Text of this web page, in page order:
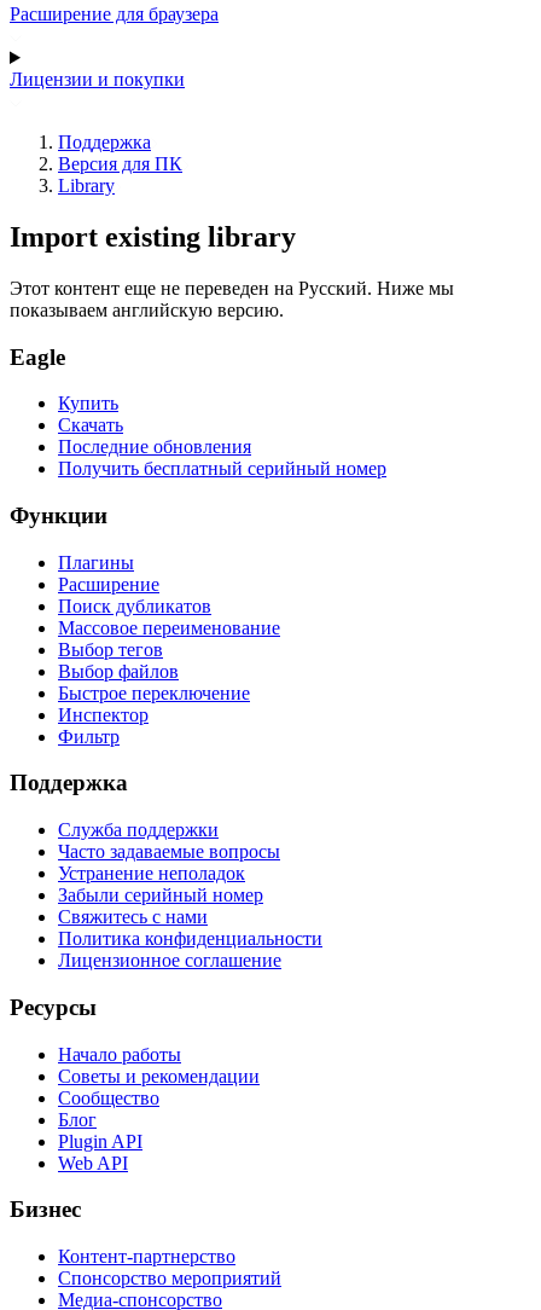
Расширение для браузера
Лицензии и покупки
Поддержка
Версия для ПК
Library
Import existing library
Этот контент еще не переведен на Русский. Ниже мы
показываем английскую версию.
Eagle
Купить
Скачать
Последние обновления
Получить бесплатный серийный номер
Функции
Плагины
Расширение
Поиск дубликатов
Массовое переименование
Выбор тегов
Выбор файлов
Быстрое переключение
Инспектор
Фильтр
Поддержка
Служба поддержки
Часто задаваемые вопросы
Устранение неполадок
Забыли серийный номер
Свяжитесь с нами
Политика конфиденциальности
Лицензионное соглашение
Ресурсы
Начало работы
Советы и рекомендации
Сообщество
Блог
Plugin API
Web API
Бизнес
Контент-партнерство
Спонсорство мероприятий
Медиа-спонсорство